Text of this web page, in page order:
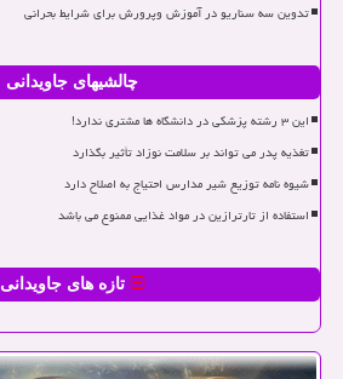
تدوین سه سناریو در آموزش وپرورش برای شرایط بحرانی
چالشیهای جاویدانی
این ۳ رشته پزشکی در دانشگاه ها مشتری ندارد!
تغذیه پدر می تواند بر سلامت نوزاد تأثیر بگذارد
شیوه نامه توزیع شیر مدارس احتیاج به اصلاح دارد
استفاده از تارترازین در مواد غذایی ممنوع می باشد
تازه های جاویدانی